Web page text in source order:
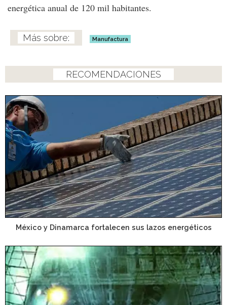
energética anual de 120 mil habitantes.
Manufactura
RECOMENDACIONES
México y Dinamarca fortalecen sus lazos energéticos